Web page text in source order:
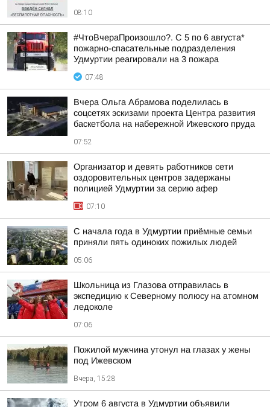
08:10
#ЧтоВчераПроизошло?. С 5 по 6 августа*
пожарно-спасательные подразделения
Удмуртии реагировали на 3 пожара
07:48
Вчера Ольга Абрамова поделилась в
соцсетях эскизами проекта Центра развития
баскетбола на набережной Ижевского пруда
07:52
Организатор и девять работников сети
оздоровительных центров задержаны
полицией Удмуртии за серию афер
07:10
С начала года в Удмуртии приёмные семьи
приняли пять одиноких пожилых людей
05:06
Школьница из Глазова отправилась в
экспедицию к Северному полюсу на атомном
ледоколе
07:06
Пожилой мужчина утонул на глазах у жены
под Ижевском
Вчера, 15:28
Утром 6 августа в Удмуртии объявили